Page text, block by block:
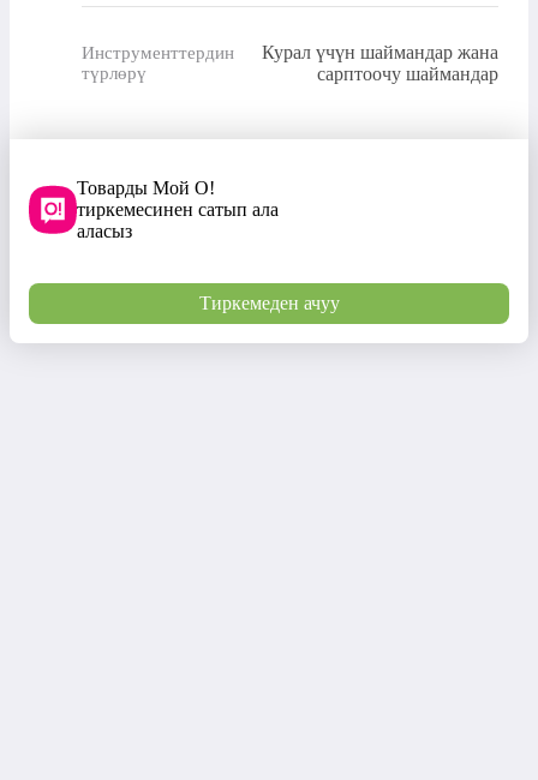
Инструменттердин
түрлөрү
Курал үчүн шаймандар жана
сарптоочу шаймандар
Товарды Мой О!
тиркемесинен сатып ала
аласыз
Тиркемеден ачуу